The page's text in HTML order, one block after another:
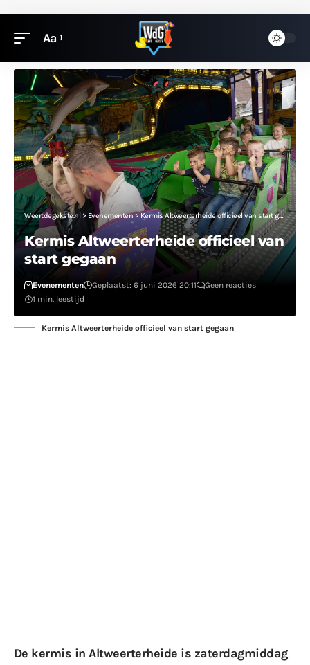
Aa
Weertdegekste.nl> Evenementen>Kermis Altweerterheide officieel van start gegaan
Kermis Altweerterheide officieel van
start gegaan
Evenementen Geplaatst: 6 juni 2026 20:11
Geen reacties
1 min. leestijd
Kermis Altweerterheide officieel van start gegaan
De kermis in Altweerterheide is zaterdagmiddag